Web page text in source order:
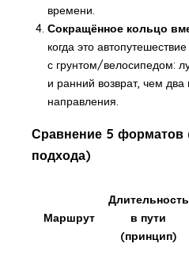
времени.
Сокращённое кольцо
когда это
с грунтом/велосипедом:
и ранний возврат, чем
направления.
Сравнение 5 форматов
подхода)
Маршрут
Длительность
в пути
(принцип)